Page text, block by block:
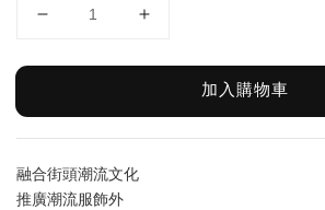
加入購物車
融合街頭潮流文化
推廣潮流服飾外